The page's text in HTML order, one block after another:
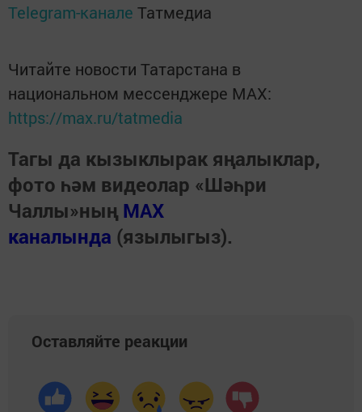
Telegram-канале Татмедиа
Читайте новости Татарстана в
национальном мессенджере MАХ:
https://max.ru/tatmedia
Тагы да кызыклырак яңалыклар,
фото һәм видеолар «Шәһри
Чаллы»ның MAX
каналында (язылыгыз).
Оставляйте реакции